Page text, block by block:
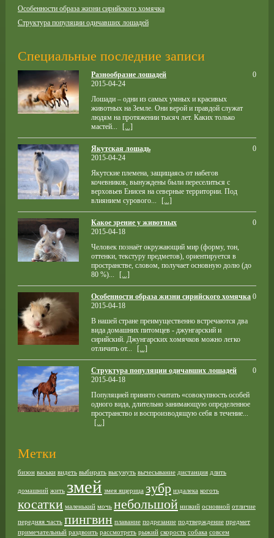
Особенности образа жизни сирийского хомячка
Структура популяции одичавших лошадей
Специальные последние записи
Разнообразие лошадей
2015-04-24
Лошади – одни из самых умных и красивых
животных на Земле. Они верой и правдой служат
людям на протяжении тысяч лет. Каких только
мастей...
[...]
0
Якутская лошадь
2015-04-24
Якутские племена, защищаясь от набегов
кочевников, вынуждены были переселиться с
верховьев Енисея на северные территории. Под
влиянием сурового...
[...]
0
Какое зрение у животных
2015-04-18
Человек познаёт окружающий мир (форму, тон,
оттенки, текстуру предметов), ориентируется в
пространстве, словом, получает основную долю (до
80 %)...
[...]
0
Особенности образа жизни сирийского хомячка
2015-04-18
В нашей стране преимущественно встречаются два
вида домашних питомцев - джунгарский и
сирийский. Джунгарских хомячков можно легко
отличить от...
[...]
0
Структура популяции одичавших лошадей
2015-04-18
Популяцией принято считать «совокупность особей
одного вида, длительно занимающую определенное
пространство и воспроизводящую себя в течение...
[...]
0
Метки
бизон васьки видеть выбирать высунуть вычесывание дистанция длить
домашний жить змей змея ящерица зубр издалека коготь
косатки маленький мочь небольшой низкий основной отличие
передняя часть пингвин плавание подрезание подтверждение предмет
примечательный раздвоить рассмотреть рыжий скорость собака совсем